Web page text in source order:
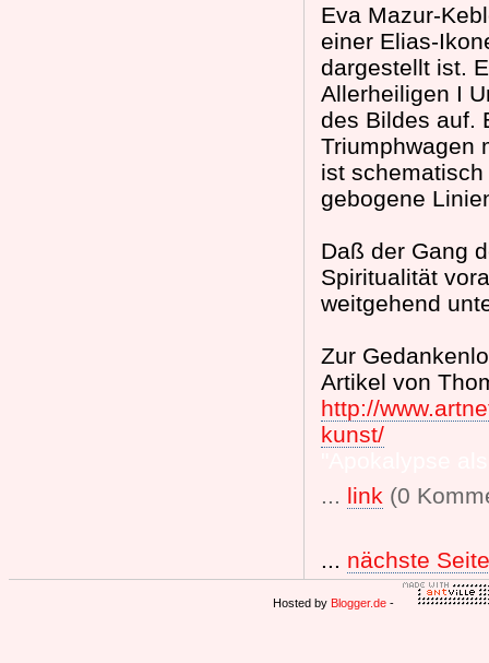
Eva Mazur-
einer Elias-
dargestellt ist.
Allerheiligen I
des Bildes auf.
Triumphwagen
ist
gebogene
Daß der Gang
Spiritualität
weitgehend
Zur
Artikel von
http://
kunst/
... link (0
... nächste Seite
Hosted by Blogger.de -